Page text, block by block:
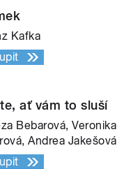
Kafka
ať vám to sluší
Bebarová, Veronika
Andrea Jakešová